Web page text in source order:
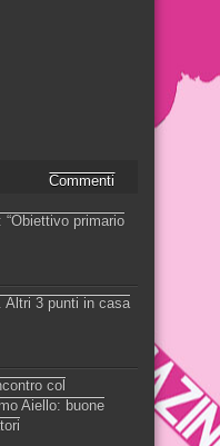
Commenti
primario
Altri 3 punti in casa
col
Aiello: buone